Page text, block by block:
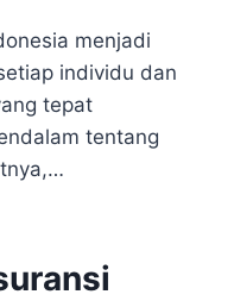
menjadi
individu dan
tepat
tentang